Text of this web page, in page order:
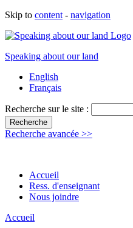
Skip to content - navigation
Speaking about our land
English
Français
Recherche sur le site :
Recherche avancée >>
Accueil
Ress. d'enseignant
Nous joindre
Accueil